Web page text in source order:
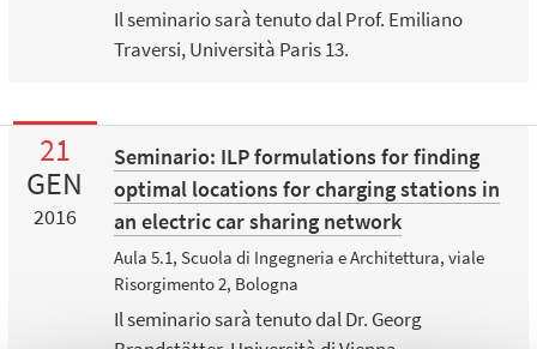
Il seminario sarà tenuto dal Prof. Emiliano
Traversi, Università Paris 13.
21
GEN
2016
Seminario: ILP formulations for finding
optimal locations for charging stations in
an electric car sharing network
Aula 5.1, Scuola di Ingegneria e Architettura, viale
Risorgimento 2, Bologna
Il seminario sarà tenuto dal Dr. Georg